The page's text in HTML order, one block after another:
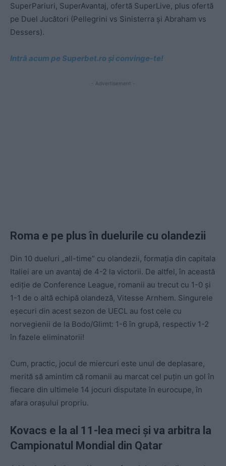
SuperPariuri, SuperAvantaj, ofertă SuperLive, plus ofertă
pe Duel Jucători (Pellegrini vs Sinisterra și Abraham vs
Dessers).
Intră acum pe Superbet.ro și convinge-te!
- Advertisement -
Roma e pe plus în duelurile cu olandezii
Din 10 dueluri „all-time” cu olandezii, formația din capitala
Italiei are un avantaj de 4-2 la victorii. De altfel, în această
ediție de Conference League, romanii au trecut cu 1-0 și
1-1 de o altă echipă olandeză, Vitesse Arnhem. Singurele
eșecuri din acest sezon de UECL au fost cele cu
norvegienii de la Bodo/Glimt: 1-6 în grupă, respectiv 1-2
în fazele eliminatorii!
Cum, practic, jocul de miercuri este unul de deplasare,
merită să amintim că romanii au marcat cel puțin un gol în
fiecare din ultimele 14 jocuri disputate în eurocupe, în
afara orașului propriu.
Kovacs e la al 11-lea meci și va arbitra la
Campionatul Mondial din Qatar